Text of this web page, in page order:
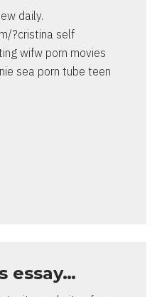
daily.
?cristina self
wifw porn movies
sea porn tube teen
essay…